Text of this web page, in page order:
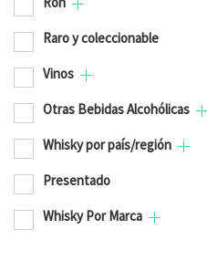
Raro y coleccionable
Vinos
Otras Bebidas Alcohólicas
Whisky por país/región
Presentado
Whisky Por Marca